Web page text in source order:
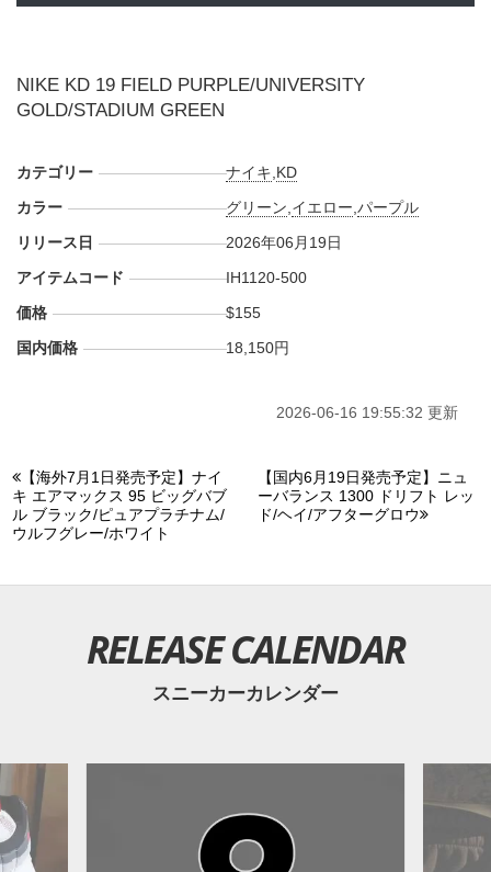
NIKE KD 19 FIELD PURPLE/UNIVERSITY
GOLD/STADIUM GREEN
カテゴリー ナイキ KD
カラー
グリーン イエロー ,パープル
リリース日
2026年06月19日
アイテムコード
IH1120-500
価格
$155
国内価格
18,150円
2026-06-16 19:55:32 更新
【海外7月1日発売予定】ナイ
キ エアマックス 95 ビッグバブ
ル ブラック/ピュアプラチナム/
ウルフグレー/ホワイト
【国内6月19日発売予定】ニュ
ーバランス 1300 ドリフト レッ
ド/ヘイ/アフターグロウ
RELEASE CALENDAR
スニーカーカレンダー